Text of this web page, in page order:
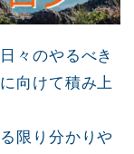
々のやるべき
向けて積み上
限り分かりや